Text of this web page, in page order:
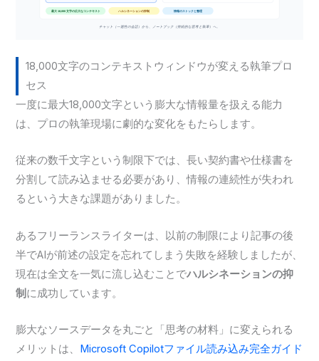
18,000文字のコンテキストウィンドウが変える執筆プロ
セス
一度に最大18,000文字という膨大な情報量を扱える能力
は、プロの執筆現場に劇的な変化をもたらします。
従来の数千文字という制限下では、長い契約書や仕様書を
分割して読み込ませる必要があり、情報の連続性が失われ
るという大きな課題がありました。
あるフリーランスライターは、以前の制限により記事の後
半でAIが前述の設定を忘れてしまう失敗を経験しましたが、
現在は全文を一気に流し込むことでハルシネーションの抑
制 に成功しています。
膨大なソースデータを丸ごと「思考の材料」に変えられる
メリットは、 Microsoft Copilotファイル読み込み完全ガイド